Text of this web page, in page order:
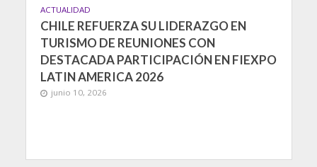
ACTUALIDAD
CHILE REFUERZA SU LIDERAZGO EN
TURISMO DE REUNIONES CON
DESTACADA PARTICIPACIÓN EN FIEXPO
LATIN AMERICA 2026
junio 10, 2026